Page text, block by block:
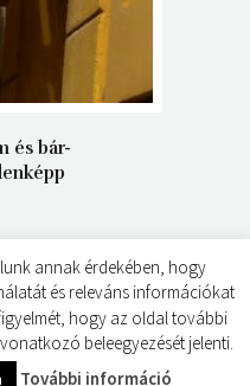
és bár-
2024
annak érdekében, hogy
és releváns információkat
hogy az oldal további
beleegyezését jelenti.
További információ